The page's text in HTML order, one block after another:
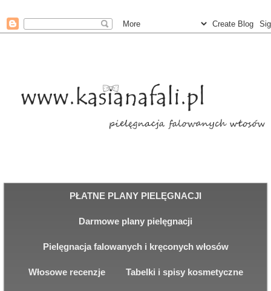
PŁATNE PLANY PIELĘGNACJI
Darmowe plany pielęgnacji
Pielęgnacja falowanych i kręconych włosów
Włosowe recenzje Tabelki i spisy kosmetyczne